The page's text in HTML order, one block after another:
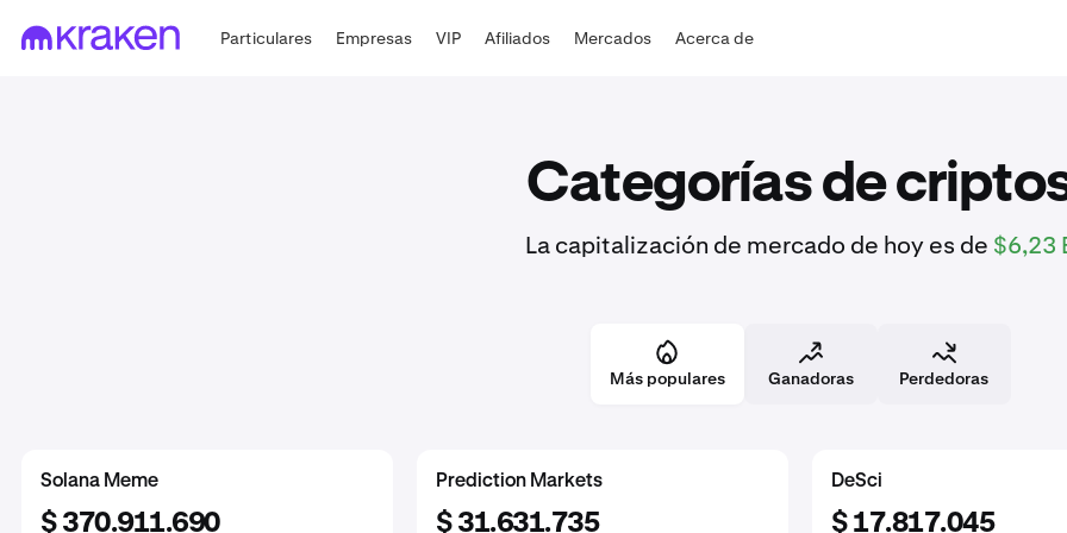
Particulares Empresas VIP Afiliados Mercados Acerca de
Categorías de
La capitalización de mercado de hoy es de $6,23
Más populares Ganadoras Perdedoras
Solana Meme
$ 370.911.690
Prediction Markets
$ 31.631.735
DeSci
$ 17.817.045
DeFi
$ 2.945.709.290
Wrapped
$ 1.512.597.774
SocialFi
$ 111.093.524
Meme
$ 1.382.816.508
Cat Meme
$ 47.462.574
Entertainment
$ 29.774.425